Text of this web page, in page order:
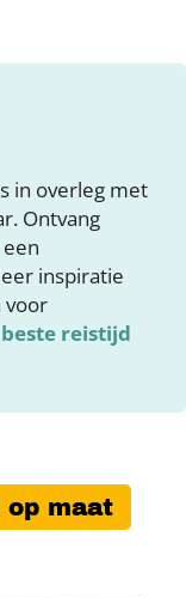
in overleg met
Ontvang
inspiratie
voor
reistijd
op maat